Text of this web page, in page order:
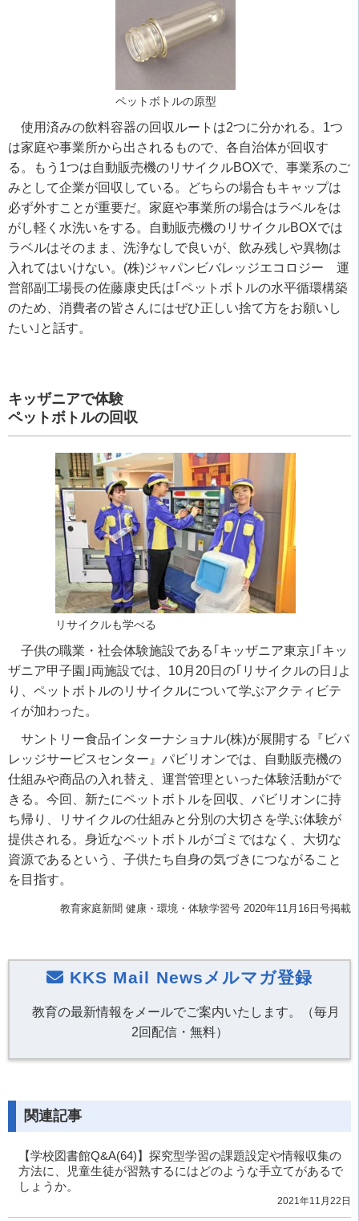
ペットボトルの原型
使用済みの飲料容器の回収ルートは2つに分かれる。1つ
は家庭や事業所から出されるもので、各自治体が回収す
る。もう1つは自動販売機のリサイクルBOXで、事業系のご
みとして企業が回収している。どちらの場合もキャップは
必ず外すことが重要だ。家庭や事業所の場合はラベルをは
がし軽く水洗いをする。自動販売機のリサイクルBOXでは
ラベルはそのまま、洗浄なしで良いが、飲み残しや異物は
入れてはいけない。(株)ジャパンビバレッジエコロジー 運
営部副工場長の佐藤康史氏は｢ペットボトルの水平循環構築
のため、消費者の皆さんにはぜひ正しい捨て方をお願いし
たい｣と話す。
キッザニアで体験
ペットボトルの回収
リサイクルも学べる
子供の職業・社会体験施設である｢キッザニア東京｣｢キッ
ザニア甲子園｣両施設では、10月20日の｢リサイクルの日｣よ
り、ペットボトルのリサイクルについて学ぶアクティビテ
ィが加わった。
サントリー食品インターナショナル(株)が展開する『ビバ
レッジサービスセンター』パビリオンでは、自動販売機の
仕組みや商品の入れ替え、運営管理といった体験活動がで
きる。今回、新たにペットボトルを回収、パビリオンに持
ち帰り、リサイクルの仕組みと分別の大切さを学ぶ体験が
提供される。身近なペットボトルがゴミではなく、大切な
資源であるという、子供たち自身の気づきにつながること
を目指す。
教育家庭新聞 健康・環境・体験学習号 2020年11月16日号掲載
KKS Mail Newsメルマガ登録
教育の最新情報をメールでご案内いたします。（毎月
2回配信・無料）
関連記事
【学校図書館Q&A(64)】探究型学習の課題設定や情報収集の
方法に、児童生徒が習熟するにはどのような手立てがあるで
しょうか。
2021年11月22日